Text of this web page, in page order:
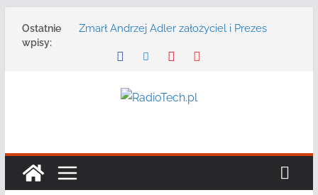
Ostatnie
wpisy:
Zmarł Andrzej Adler założyciel i Prezes
Radmor – największy polski producent
DGT wraz z partnerami zaprasza na
konferencję: „Bezpieczeństwo,
bezpieczeństwa publicznego usługę